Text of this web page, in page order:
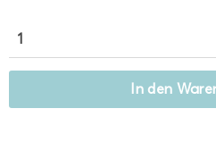
In den